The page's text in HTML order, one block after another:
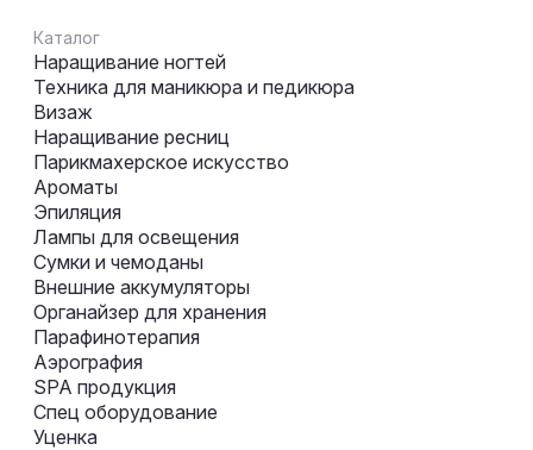
Каталог
Наращивание ногтей
Техника для маникюра и педикюра
Визаж
Наращивание ресниц
Парикмахерское искусство
Ароматы
Эпиляция
Лампы для освещения
Сумки и чемоданы
Внешние аккумуляторы
Органайзер для хранения
Парафинотерапия
Аэрография
SPA продукция
Спец оборудование
Уценка